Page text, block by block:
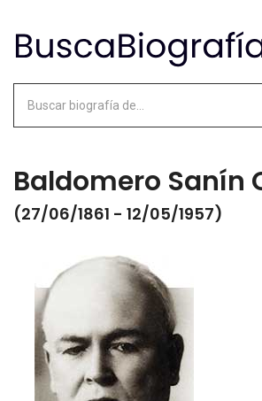
Baldomero Sanín
(27/06/1861 - 12/05/1957)